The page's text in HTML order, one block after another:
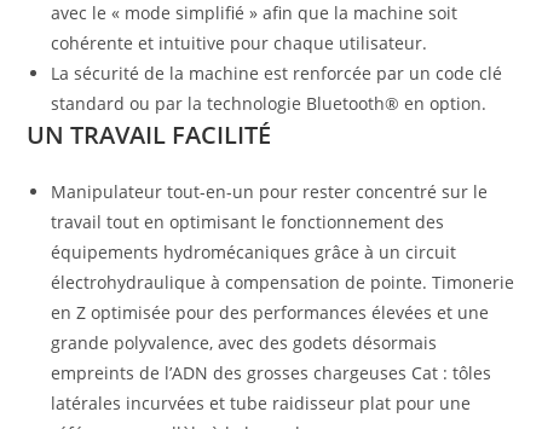
avec le « mode simplifié » afin que la machine soit
cohérente et intuitive pour chaque utilisateur.
La sécurité de la machine est renforcée par un code clé
standard ou par la technologie Bluetooth® en option.
UN TRAVAIL FACILITÉ
Manipulateur tout-en-un pour rester concentré sur le
travail tout en optimisant le fonctionnement des
équipements hydromécaniques grâce à un circuit
électrohydraulique à compensation de pointe. Timonerie
en Z optimisée pour des performances élevées et une
grande polyvalence, avec des godets désormais
empreints de l’ADN des grosses chargeuses Cat : tôles
latérales incurvées et tube raidisseur plat pour une